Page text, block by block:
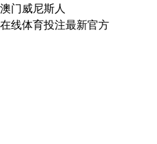
澳门威尼斯人
在线体育投注最新官方